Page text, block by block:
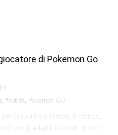
di Pokemon Go
, Mobile, Pokemon GO
cellulari più famosi al mondo.
per guadagni tra tutti i giochi